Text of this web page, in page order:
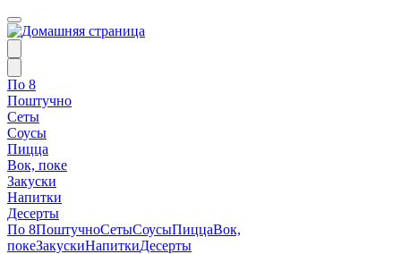
По 8
Поштучно
Сеты
Соусы
Пицца
Вок, поке
Закуски
Напитки
Десерты
По 8ПоштучноСетыСоусыПиццаВок,
покеЗакускиНапиткиДесерты